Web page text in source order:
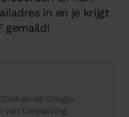
in en je krijgt
gemaild!
en de Google
van toepassing.